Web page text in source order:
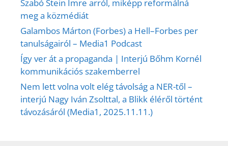
Szabó Stein Imre arról, miképp reformálná
meg a közmédiát
Galambos Márton (Forbes) a Hell–Forbes per
tanulságairól – Media1 Podcast
Így ver át a propaganda | Interjú Bőhm Kornél
kommunikációs szakemberrel
Nem lett volna volt elég távolság a NER-től –
interjú Nagy Iván Zsolttal, a Blikk éléről történt
távozásáról (Media1, 2025.11.11.)